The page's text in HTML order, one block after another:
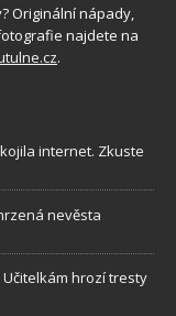
Originální nápady,
najdete na
.
internet. Zkuste
nevěsta
hrozí tresty